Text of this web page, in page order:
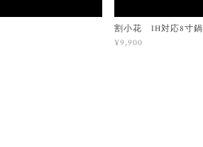
割小花 IH対応8寸鍋
¥9,900